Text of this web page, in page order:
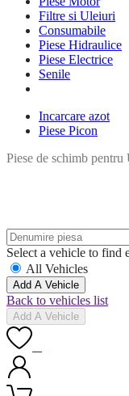
Filtre si Uleiuri
Consumabile
Piese Hidraulice
Piese Electrice
Senile
Incarcare azot
Piese Picon
Piese de schimb
Select a vehicle to find
All Vehicles
Add A Vehicle
Back to vehicles list
Add A Vehicle